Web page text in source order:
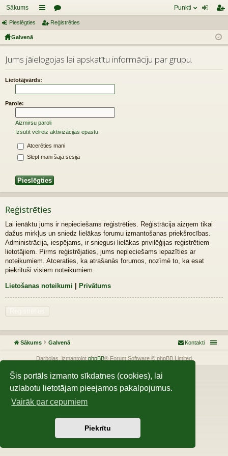
Šis portāls izmanto sīkdatnes (cookies), lai
uzlabotu lietotājam pieejamos pakalpojumus.
Vairāk par cepumiem
Piekrītu
Sākums
aī or
Punkti
ist
Pieslēgties Reģistrēties
Galvenā
Jums jāielogojas lai apskatītu informāciju par grupu.
Lietotājvārds:
Parole:
Aizmirsu paroli
Izsūtīt vēlreiz aktivizācijas epastu
Atcerēties mani
Slēpt mani šajā sesijā
Reģistrēties
Lai ienāktu jums ir nepieciešams reģistrēties. Reģistrācija aizņem tikai
dažus mirkļus un sniedz lielākas forumu izmantošanas priekšrocības.
Administrācija, iespējams, ir sniegusi lielākas privilēģijas reģistrētiem
lietotājiem. Pirms reģistrējaties, jums nepieciešams iepazīties ar
noteikumiem. Atceraties, ka atrašanās forumos, nozīmē to, ka esat
piekrituši visiem noteikumiem.
Lietošanas noteikumi | Privātums
Sākums Galvenā Kontakti
Darbojas, izmantojot phpBB® Forum Software © phpBB Limited